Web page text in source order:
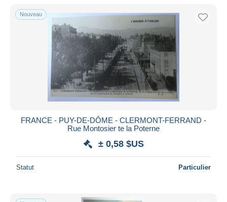
Nouveau
FRANCE - PUY-DE-DÔME - CLERMONT-FERRAND -
Rue Montosier te la Poterne
± 0,58 $US
Statut Particulier